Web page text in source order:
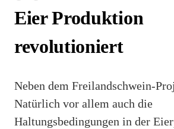
Eier Produktion
revolutioniert
Neben dem Freilandschwein-
Natürlich vor allem auch die
Haltungsbedingungen in der